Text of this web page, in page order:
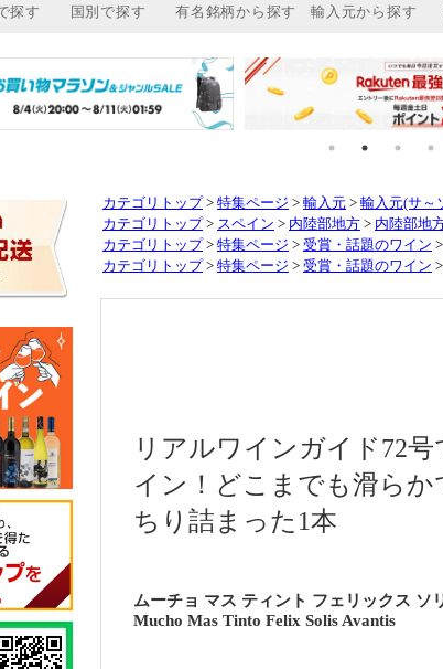
カテゴリトップ > 特集ページ > 輸入元 > 輸入元(サ～
カテゴリトップ > スペイン > 内陸部地方 > 内陸部地
カテゴリトップ > 特集ページ > 受賞・話題のワイン >
カテゴリトップ > 特集ページ > 受賞・話題のワイン >
リアルワインガイド72
イン！どこまでも滑ら
ちり詰まった1本
ムーチョ マス ティント フェリックス ソ
Mucho Mas Tinto Felix Solis Avantis